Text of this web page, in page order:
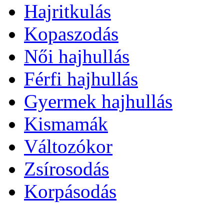
Thinning hair
Hajritkulás
Kopaszodás
Női hajhullás
Férfi hajhullás
Gyermek hajhullás
Kismamák
Változókor
Zsírosodás
Korpásodás